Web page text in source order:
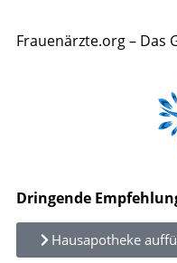
Frauenärzte.org – Das
Dringende
Hausapotheke